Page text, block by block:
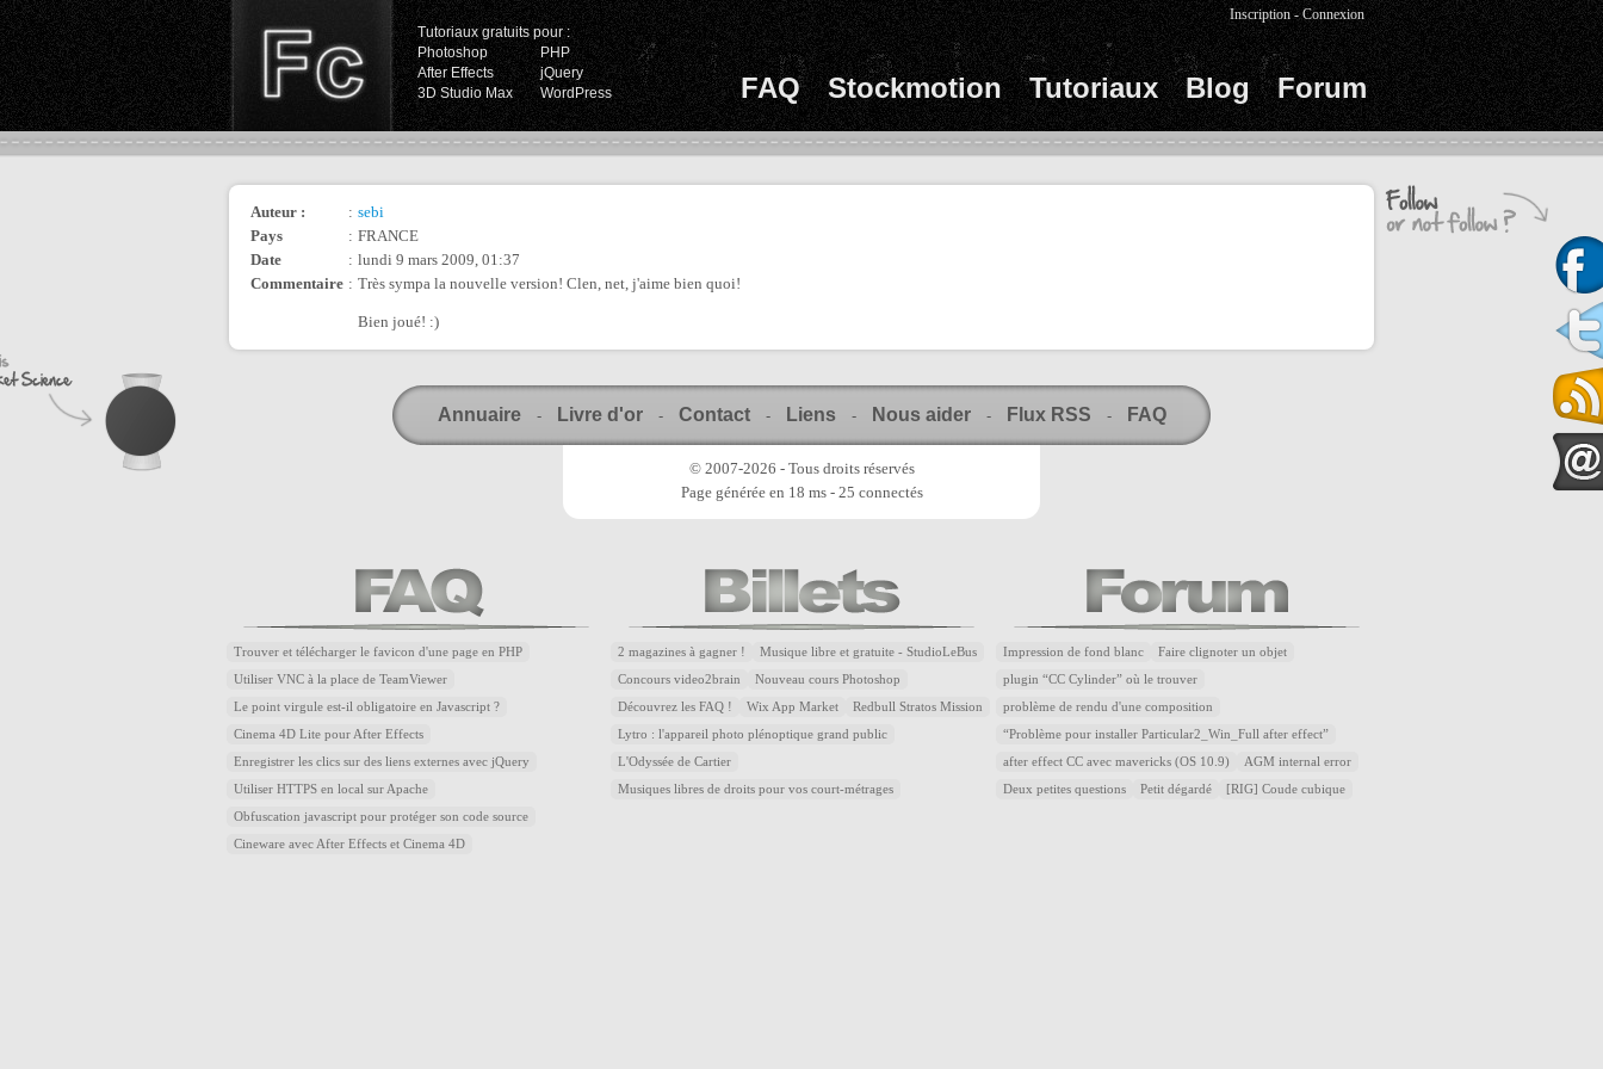
Tutoriaux gratuits pour :
Photoshop
PHP
After Effects
jQuery
3D Studio Max
WordPress FAQ Stockmotion Tutoriaux Blog Forum
Inscription -Connexion
Auteur : : sebi
Pays
: FRANCE
Date
: lundi 9 mars 2009, 01:37
Commentaire : Très sympa la nouvelle version! Clen, net, j'aime bien quoi!
Bien joué! :)
Annuaire - Livre d'or - Contact - Liens - Nous aider - Flux RSS - FAQ
© 2007-2026 - Tous droits réservés
Page générée en 18 ms - 25 connectés
Trouver et télécharger le favicon d'une page en PHP
Utiliser VNC à la place de TeamViewer
Le point virgule est-il obligatoire en Javascript ?
Cinema 4D Lite pour After Effects
Enregistrer les clics sur des liens externes avec jQuery
Utiliser HTTPS en local sur Apache
Obfuscation javascript pour protéger son code source
Cineware avec After Effects et Cinema 4D
2 magazines à gagner ! Musique libre et gratuite - StudioLeBus
Concours video2brain Nouveau cours Photoshop
Découvrez les FAQ ! Wix App Market Redbull Stratos Mission
Lytro : l'appareil photo plénoptique grand public
L'Odyssée de Cartier
Musiques libres de droits pour vos court-métrages
Impression de fond blanc Faire clignoter un objet
plugin “CC Cylinder” où le trouver
problème de rendu d'une composition
“Problème pour installer Particular2_Win_Full after effect”
after effect CC avec mavericks (OS 10.9) AGM internal error
Deux petites questions Petit dégardé [RIG] Coude cubique